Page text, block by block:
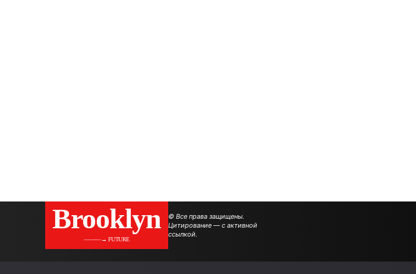
Brooklyn
———→ FUTURE
© Все права защищены.
Цитирование — с активной
ссылкой.